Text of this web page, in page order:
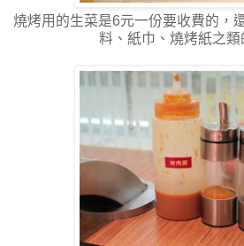
燒烤用的生菜是6元一份要收費的，
料、紙巾、燒烤紙之類